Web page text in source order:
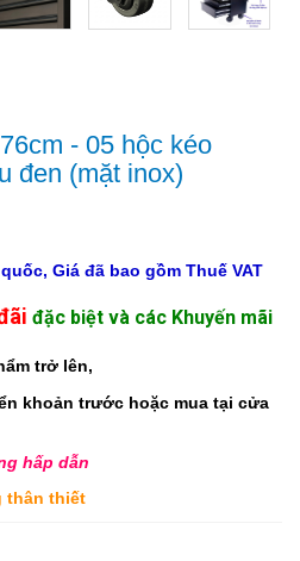
- 05 hộc kéo
đen (mặt inox)
Giá đã bao gồm Thuế VAT
đặc biệt và các Khuyến mãi
trở lên,
khoản trước hoặc mua tại cửa
hấp dẫn
thân thiết